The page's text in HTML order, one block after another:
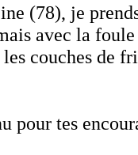
(78), je
avec la foule
couches de
pour tes